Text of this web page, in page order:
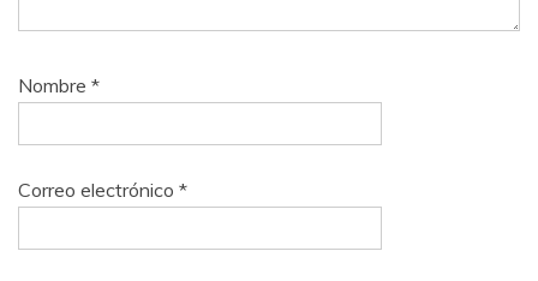
Nombre *
Correo electrónico *